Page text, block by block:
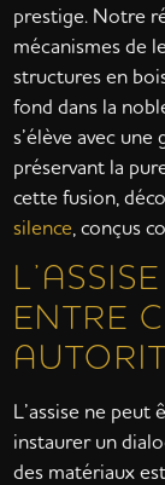
prestige. Notre
mécanismes de
structures en
fond dans la
s’élève avec
préservant la
cette fusion,
silence , conçus
ENTRE
L’assise ne peut
instaurer un
des matériaux